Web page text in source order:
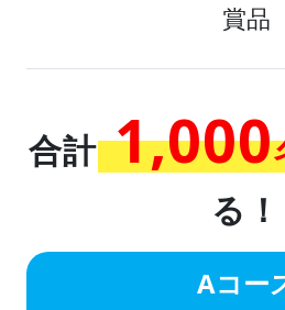
賞品
合計 1,000
る！
Aコー